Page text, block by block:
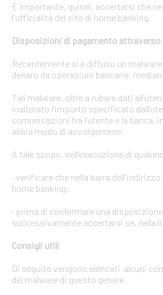
È importante, quindi, accertarsi che
l'ufficialità del sito di home banking.
Disposizioni di pagamento attraverso
Recentemente si è diffuso un
denaro da operazioni bancarie,
Tali malware, oltre a rubare dati
inalterato l’importo specificato
comunicazioni tra l’utente e la banca,
abbia modo di accorgersene.
A tale scopo, nell’esecuzione di
· verificare che nella barra
home banking;
· prima di confermare una
successivamente accertarsi se, nella
Consigli utili
Di seguito vengono elencati alcuni
del malware di questo genere.